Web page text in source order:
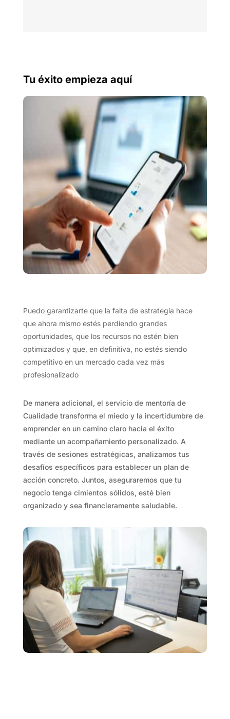
Tu éxito empieza aquí
Puedo garantizarte que la falta de estrategia hace
que ahora mismo estés perdiendo grandes
oportunidades, que los recursos no estén bien
optimizados y que, en definitiva, no estés siendo
competitivo en un mercado cada vez más
profesionalizado
De manera adicional, el servicio de mentoría de
Cualidade transforma el miedo y la incertidumbre de
emprender en un camino claro hacia el éxito
mediante un acompañamiento personalizado. A
través de sesiones estratégicas, analizamos tus
desafíos específicos para establecer un plan de
acción concreto. Juntos, aseguraremos que tu
negocio tenga cimientos sólidos, esté bien
organizado y sea financieramente saludable.